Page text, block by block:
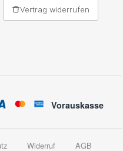
Vertrag widerrufen
Widerruf AGB
Vorauskasse